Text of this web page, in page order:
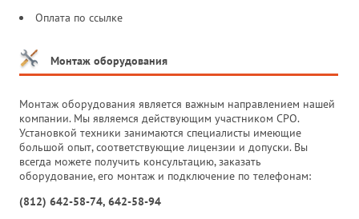
Оплата по ссылке
Монтаж оборудования
Монтаж оборудования является важным направлением нашей
компании. Мы являемся действующим участником СРО.
Установкой техники занимаются специалисты имеющие
большой опыт, соответствующие лицензии и допуски. Вы
всегда можете получить консультацию, заказать
оборудование, его монтаж и подключение по телефонам:
(812) 642-58-74, 642-58-94